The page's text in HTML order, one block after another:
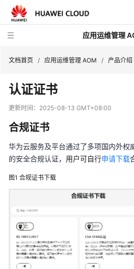
应用运维管理
最
新
态
产
品
介
应
用
运
维
文档首页 / 应用运维管理 AOM / 产品介绍
认证证书
更新时间： 2025-08-13 GMT+08:00
合规证书
华为云服务及平台通过了多项国内外权
的安全合规认证， 用户可自行申请下载
图1 合规证书下载